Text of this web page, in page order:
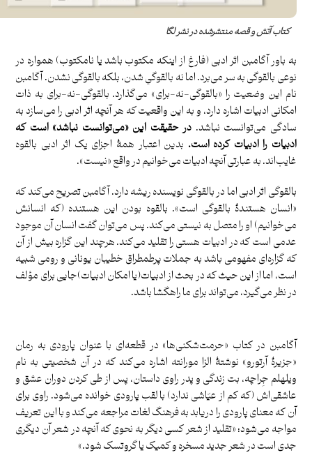
کتاب آتش و قصه منتشرشده در نشر لگا
به باور آگامبن اثر ادبی (فارغ از اینکه مکتوب باشد یا نامکتوب) همواره در
نوعی بالقوگی به سر می‌برد. اما نه بالقوگیِ شدن، بلکه بالقوگی نشدن. آگامبن
نام این وضعیت را «بالقوگی-نه-برای» می‌گذارد. بالقوگی-نه-برای به ذات
امکانی ادبیات اشاره دارد، و به این واقعیت که هر آنچه اثر ادبی را می‌سازد به
سادگی می‌توانست نباشد. در حقیقت این «می‌توانست نباشد» است که
ادبیات را ادبیات کرده است. بدین اعتبار همۀ اجزای یک اثر ادبی بالقوه
غایب‌اند. به عبارتی آنچه ادبیات می‌خوانیم در واقع «نیست».
بالقوگی اثر ادبی اما در بالقوگی نویسنده ریشه دارد. آگامبن تصریح می‌کند که
«انسان هستندۀ بالقوگی است». بالقوه بودن این هستنده (که انسانش
می‌خوانیم) او را متصل به نیستی می‌کند. پس می‌توان گفت انسان آن موجود
عدمی است که در ادبیات هستی را تقلید می‌کند. هرچند این گزاره بیش از آن
که گزاره‌ای مفهومی باشد به جملات پرطمطراق خطیبان یونانی و رومی شبیه
است، اما از این حیث که در بحث از ادبیات(یا امکان ادبیات)جایی برای مؤلف
در نظر می‌گیرد، می‌تواند برای ما راهگشا باشد.
آگامبن در کتاب «حرمت‌شکنی‌ها» در قطعه‌ای با عنوان پارودی به رمان
«جزیرۀ آرتورو» نوشتۀ الزا مورانته اشاره می‌کند که در آن شخصیتی به نام
ویلهلم جِراچه، بت زندگی و پدر راوی داستان، پس از طی کردن دوران عشق و
عاشقی‌اش (که کم از عیّاشی ندارد) با لقب پارودی خوانده می‌شود. راوی برای
آن که معنای پارودی را دریابد به فرهنگ لغات مراجعه می‌کند و با این تعریف
مواجه می‌شود: «تقلید از شعر کسی دیگر به نحوی که آنچه در شعر آن دیگری
جدی است در شعر جدید مسخره و کمیک یا گروتسک شود.»